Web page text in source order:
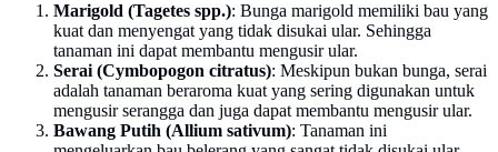
Marigold (Tagetes spp.): Bunga marigold memiliki bau yang
kuat dan menyengat yang tidak disukai ular. Sehingga
tanaman ini dapat membantu mengusir ular.
Serai (Cymbopogon citratus): Meskipun bukan bunga, serai
adalah tanaman beraroma kuat yang sering digunakan untuk
mengusir serangga dan juga dapat membantu mengusir ular.
Bawang Putih (Allium sativum): Tanaman ini